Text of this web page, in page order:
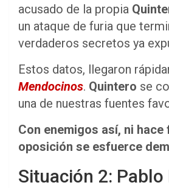
acusado de la propia
un ataque de furia que
verdaderos secretos ya
Estos datos, llegaron
Mendocinos. Quintero se
una de nuestras fuentes
Con enemigos así, ni hace
oposición se esfuerce
Situación 2: Pablo